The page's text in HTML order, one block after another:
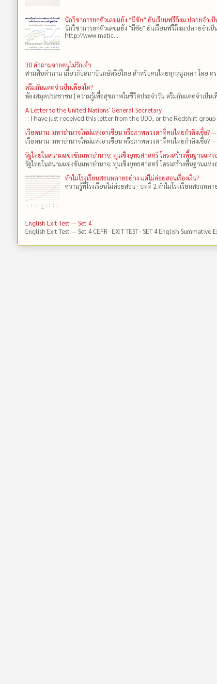
นักวิชาการยกตัวเลขแย้ง “มีชัย” ยันเรียนฟรีถึงม.ปลายจำเ
นักวิชาการยกตัวเลขแย้ง "มีชัย" ยันเรียนฟรีถึงม.ปลายจำ
http://www.matic...
30 คำถามจากคนไม่รักเจ้า
สามสิบคำถาม เกี่ยวกับสถาบันกษัตริย์ไทย สำหรับคนไทยทุกหมู่เหล่า โดย
ครีมกันแดดจำเป็นเพียงใด?
ห้องสมุดประชาชน | ความรู้เพื่อสุขภาพในชีวิตประจำวัน ครีมกันแดดจำเป็นเพี
A Letter to the United Nations' General Secretary
: : I have just received this letter from the UDD, or the Redshirt
เวียดนาม: มหาอำนาจใหม่แห่งอาเซียน หรือภาพลวงตาที่คนไทยกำลังเชื่อ?
เวียดนาม: มหาอำนาจใหม่แห่งอาเซียน หรือภาพลวงตาที่คนไทยกำลังเชื่อ?
รัฐไทยในสนามแข่งขันมหาอำนาจ: ทุนเชิงยุทธศาสตร์ โครงสร้างพื้นฐานแห่
รัฐไทยในสนามแข่งขันมหาอำนาจ: ทุนเชิงยุทธศาสตร์ โครงสร้างพื้นฐานแห่
ทำไมโรงเรียนสอนหลายอย่าง แต่ไม่ค่อยสอนเรื่องเงิน?
ความรู้ที่โรงเรียนไม่ค่อยสอน · บทที่ 2 ทำไมโรงเรียนสอนหล
English Exit Test — Set 4
English Exit Test — Set 4 CEFR · EXIT TEST · SET 4 English